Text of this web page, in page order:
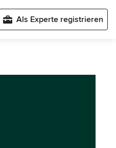
Als Experte registrieren